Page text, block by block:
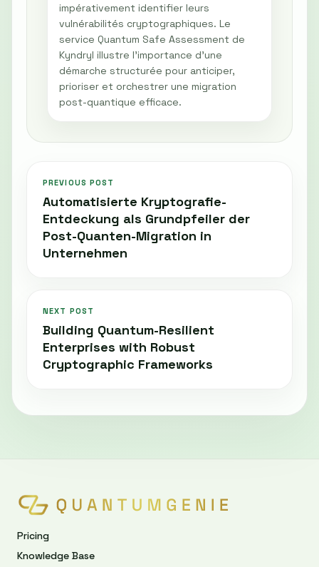
impérativement identifier leurs
vulnérabilités cryptographiques. Le
service Quantum Safe Assessment de
Kyndryl illustre l'importance d'une
démarche structurée pour anticiper,
prioriser et orchestrer une migration
post-quantique efficace.
PREVIOUS POST
Automatisierte Kryptografie-
Entdeckung als Grundpfeiler der
Post-Quanten-Migration in
Unternehmen
NEXT POST
Building Quantum-Resilient
Enterprises with Robust
Cryptographic Frameworks
Pricing
Knowledge Base